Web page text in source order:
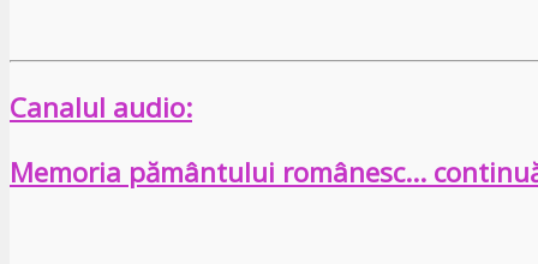
Canalul audio:
Memoria pământului românesc…